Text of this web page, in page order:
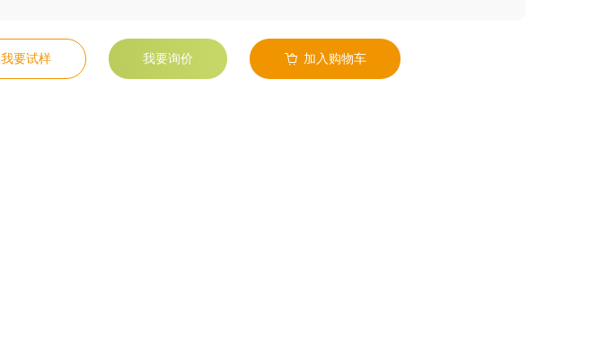
我要试样 我要询价 加入购物车